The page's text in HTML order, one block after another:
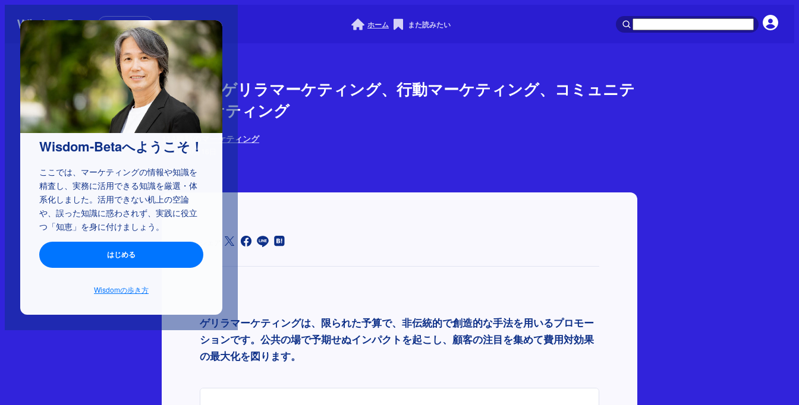
Wisdom-Betaへようこそ！
ここでは、マーケティングの情報や知識を
精査し、実務に活用できる知識を厳選・体
系化しました。活用できない机上の空論
や、誤った知識に惑わされず、実践に役立
つ「知恵」を身に付けましょう。
はじめる
Wisdomの歩き方
初めての方へ ホーム また読みたい
1-1-24：ゲリラマーケティング、行動マーケティング、コミュニテ
ィマーケティング
114種類のマーケティング
2025年10月16日
ゲリラマーケティングは、限られた予算で、非伝統的で創造的な手法を用いるプロモー
ションです。公共の場で予期せぬインパクトを起こし、顧客の注目を集めて費用対効果
の最大化を図ります。